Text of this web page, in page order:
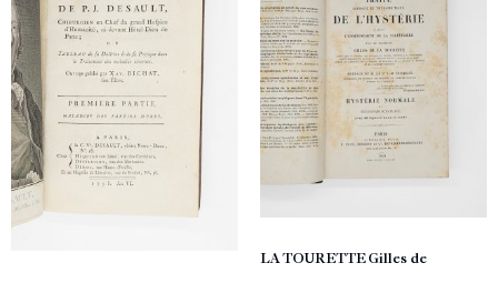
LA TOURETTE Gilles de